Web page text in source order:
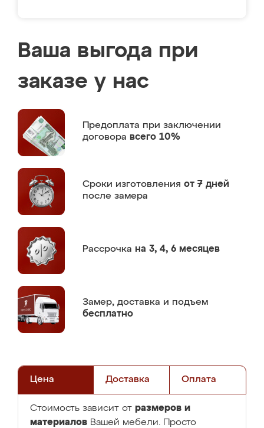
Ваша выгода при
заказе у нас
Предоплата при заключении
договора всего 10%
Сроки изготовления от 7 дней
после замера
Рассрочка на 3, 4, 6 месяцев
Замер, доставка и подъем
бесплатно
Цена Доставка Оплата
Стоимость зависит от размеров и
материалов Вашей мебели. Просто